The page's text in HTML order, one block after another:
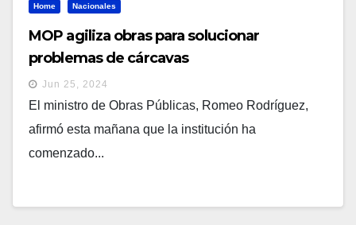
Home Nacionales
MOP agiliza obras para solucionar
problemas de cárcavas
Jun 25, 2024
El ministro de Obras Públicas, Romeo Rodríguez,
afirmó esta mañana que la institución ha
comenzado...